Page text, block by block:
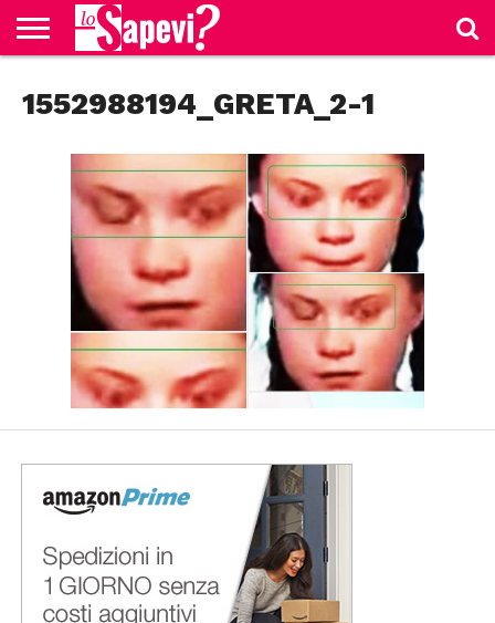
BENESSERE
GOSSIP
PRODOTTI
AMAZON
NEWS
CASA E
CUCINA
1552988194_GRETA_2-1